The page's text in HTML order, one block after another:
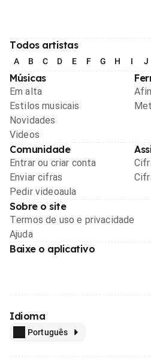
Todos artistas
A B C D E F G H I J
Músicas
Em alta
Estilos musicais
Novidades
Videos
Comunidade
Entrar ou criar conta
Enviar cifras
Pedir videoaula
Sobre o site
Termos de uso e privacidade
Ajuda
Baixe o aplicativo
Idioma
Português